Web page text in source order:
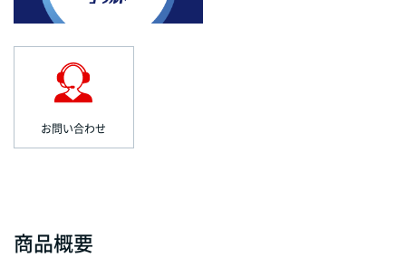
お問い合わせ
商品概要